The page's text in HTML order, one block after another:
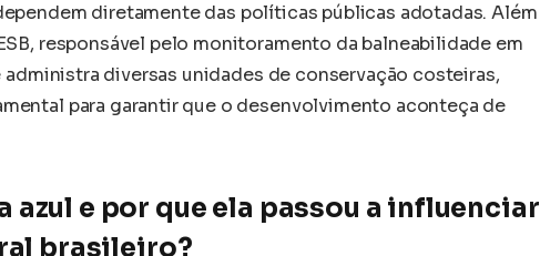
diretamente das políticas públicas adotadas. Além
responsável pelo monitoramento da balneabilidade em
administra diversas unidades de conservação costeiras,
para garantir que o desenvolvimento aconteça de
azul e por que ela passou a influenciar
brasileiro?